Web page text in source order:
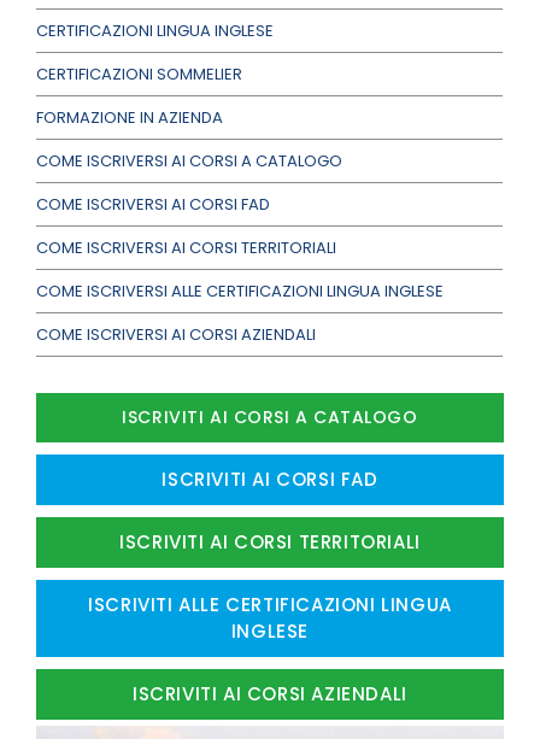
CERTIFICAZIONI LINGUA INGLESE
CERTIFICAZIONI SOMMELIER
FORMAZIONE IN AZIENDA
COME ISCRIVERSI AI CORSI A CATALOGO
COME ISCRIVERSI AI CORSI FAD
COME ISCRIVERSI AI CORSI TERRITORIALI
COME ISCRIVERSI ALLE CERTIFICAZIONI LINGUA INGLESE
COME ISCRIVERSI AI CORSI AZIENDALI
ISCRIVITI AI CORSI A CATALOGO
ISCRIVITI AI CORSI FAD
ISCRIVITI AI CORSI TERRITORIALI
ISCRIVITI ALLE CERTIFICAZIONI LINGUA
INGLESE
ISCRIVITI AI CORSI AZIENDALI